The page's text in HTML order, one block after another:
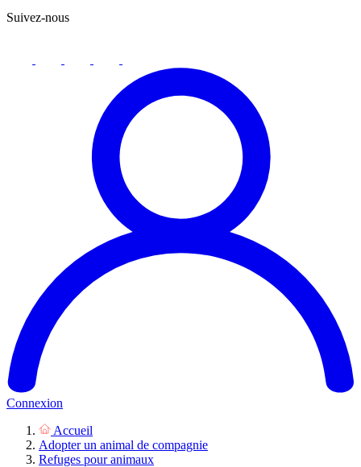
Suivez-nous
Connexion
Accueil
Adopter un animal de compagnie
Refuges pour animaux